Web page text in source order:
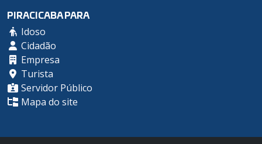
PIRACICABA PARA
Idoso
Cidadão
Empresa
Turista
Servidor Público
Mapa do site